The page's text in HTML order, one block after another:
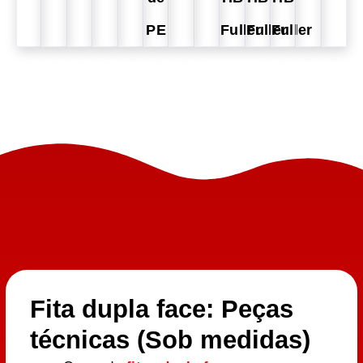
PE
FullerFullerFuller
Fita dupla face: Peças
técnicas (Sob medidas)